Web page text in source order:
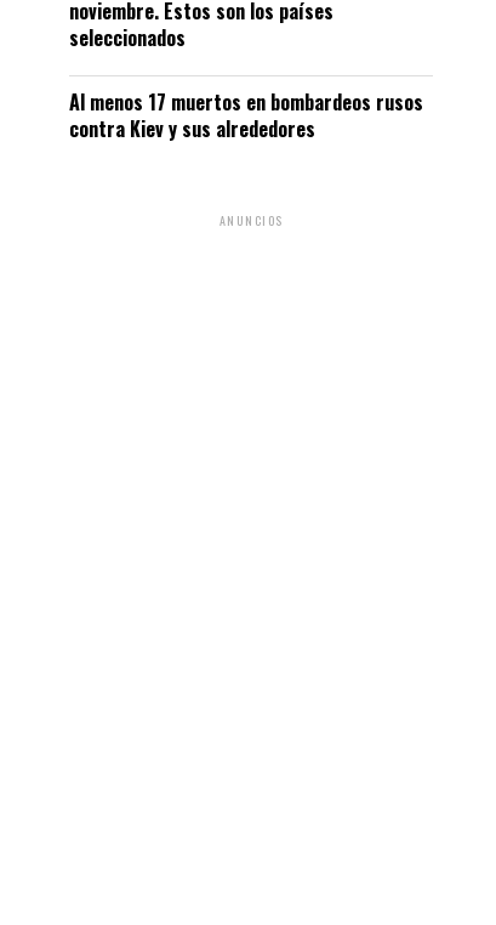
noviembre. Estos son los países
seleccionados
Al menos 17 muertos en bombardeos rusos
contra Kiev y sus alrededores
ANUNCIOS